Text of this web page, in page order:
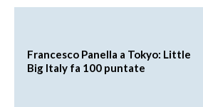
Francesco Panella a Tokyo: Little
Big Italy fa 100 puntate